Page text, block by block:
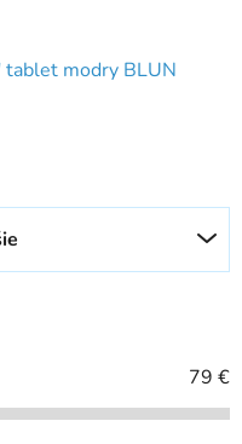
tablet modry BLUN
79 €